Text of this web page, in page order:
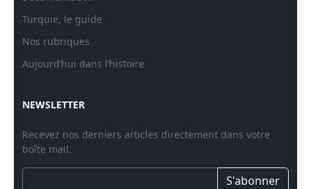
Turquie, le guide
Nos rubriques
Aujourd’hui dans l’histoire
NEWSLETTER
Recevez nos derniers articles directement dans votre
boîte mail.
S'abonner